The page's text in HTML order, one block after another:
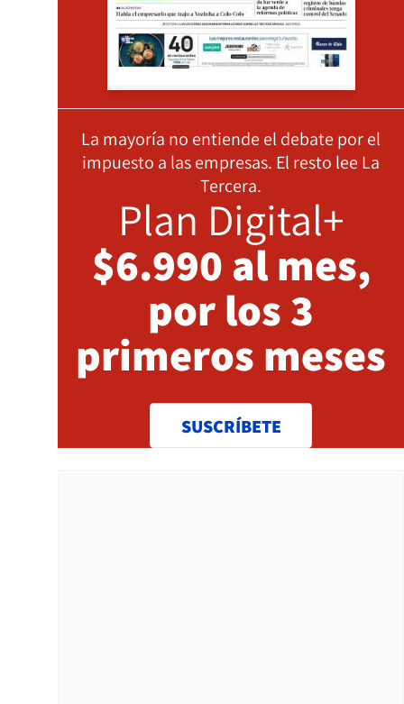
La mayoría no entiende el debate por el
impuesto a las empresas. El resto lee La
Tercera.
Plan Digital+
$6.990 al mes,
por los 3
primeros meses
SUSCRÍBETE